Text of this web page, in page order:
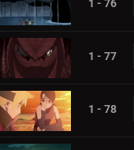
1 - 76
1 - 77
1 - 78